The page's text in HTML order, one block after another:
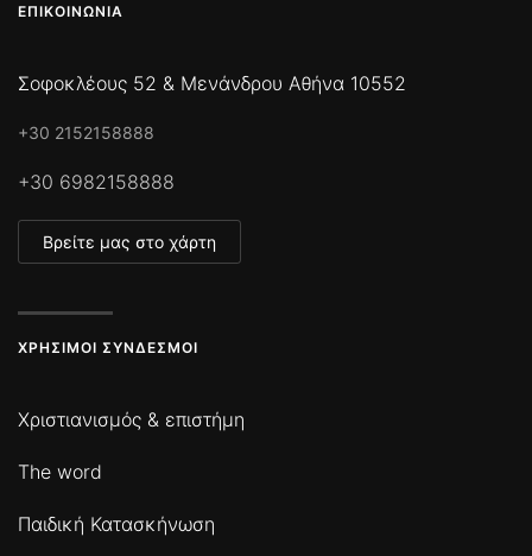
ΕΠΙΚΟΙΝΩΝΊΑ
Σοφοκλέους 52 & Μενάνδρου Αθήνα 10552
+30 2152158888
+30 6982158888
Βρείτε μας στο χάρτη
ΧΡΉΣΙΜΟΙ ΣΎΝΔΕΣΜΟΙ
Χριστιανισμός & επιστήμη
The word
Παιδική Κατασκήνωση